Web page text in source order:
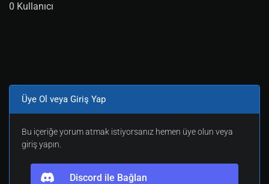
0 Kullanıcı
Üye Ol veya Giriş Yap
Bu içeriğe yorum atmak istiyorsanız hemen üye olun veya
giriş yapın.
Discord ile Bağlan